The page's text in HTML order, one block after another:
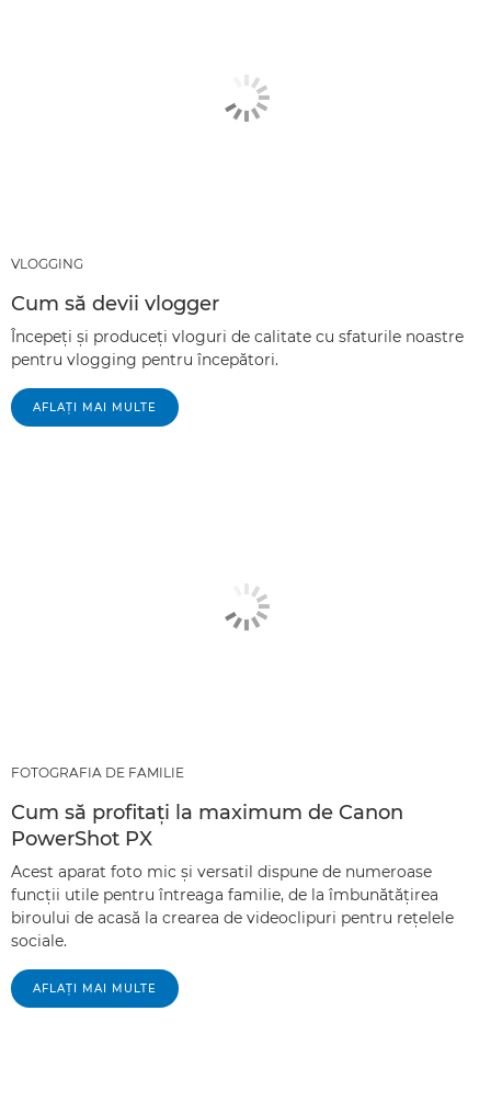
VLOGGING
Cum să devii vlogger
Începeţi şi produceţi vloguri de calitate cu sfaturile noastre
pentru vlogging pentru începători.
AFLAŢI MAI MULTE
FOTOGRAFIA DE FAMILIE
Cum să profitaţi la maximum de Canon
PowerShot PX
Acest aparat foto mic şi versatil dispune de numeroase
funcţii utile pentru întreaga familie, de la îmbunătăţirea
biroului de acasă la crearea de videoclipuri pentru reţelele
sociale.
AFLAŢI MAI MULTE